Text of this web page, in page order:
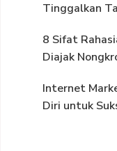
Tinggalkan
8 Sifat
Diajak
Internet
Diri untuk